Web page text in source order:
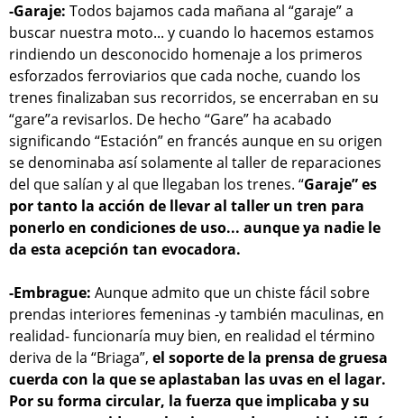
-Garaje: Todos bajamos cada mañana al “garaje” a
buscar nuestra moto... y cuando lo hacemos estamos
rindiendo un desconocido homenaje a los primeros
esforzados ferroviarios que cada noche, cuando los
trenes finalizaban sus recorridos, se encerraban en su
“gare”a revisarlos. De hecho “Gare” ha acabado
significando “Estación” en francés aunque en su origen
se denominaba así solamente al taller de reparaciones
del que salían y al que llegaban los trenes. “Garaje” es
por tanto la acción de llevar al taller un tren para
ponerlo en condiciones de uso... aunque ya nadie le
da esta acepción tan evocadora.
-Embrague: Aunque admito que un chiste fácil sobre
prendas interiores femeninas -y también maculinas, en
realidad- funcionaría muy bien, en realidad el término
deriva de la “Briaga”, el soporte de la prensa de gruesa
cuerda con la que se aplastaban las uvas en el lagar.
Por su forma circular, la fuerza que implicaba y su